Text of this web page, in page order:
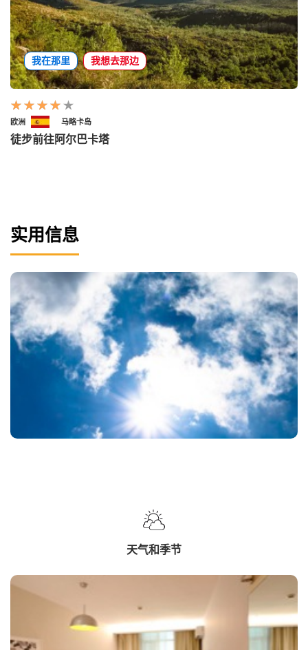
我在那里 我想去那边
欧洲 马略卡岛
徒步前往阿尔巴卡塔
实用信息
天气和季节